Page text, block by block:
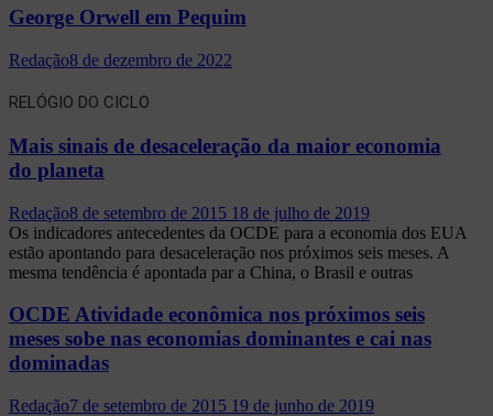
George Orwell em Pequim
Redação8 de dezembro de 2022
RELÓGIO DO CICLO
Mais sinais de desaceleração da maior economia
do planeta
Redação8 de setembro de 2015 18 de julho de 2019
Os indicadores antecedentes da OCDE para a economia dos EUA
estão apontando para desaceleração nos próximos seis meses. A
mesma tendência é apontada par a China, o Brasil e outras
OCDE Atividade econômica nos próximos seis
meses sobe nas economias dominantes e cai nas
dominadas
Redação7 de setembro de 2015 19 de junho de 2019